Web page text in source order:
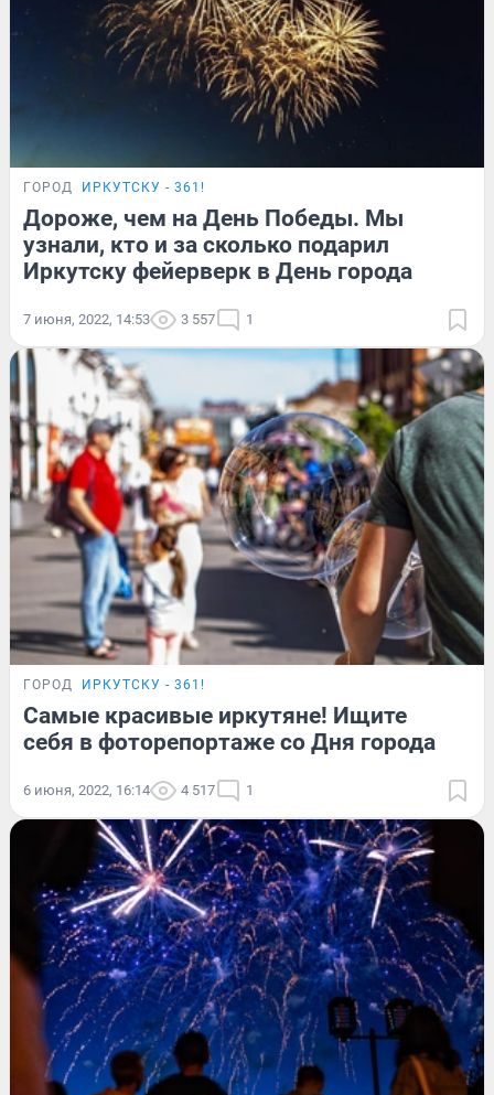
ГОРОД ИРКУТСКУ - 361!
Дороже, чем на День Победы. Мы
узнали, кто и за сколько подарил
Иркутску фейерверк в День города
7 июня, 2022, 14:53 3 557 1
ГОРОД ИРКУТСКУ - 361!
Самые красивые иркутяне! Ищите
себя в фоторепортаже со Дня города
6 июня, 2022, 16:14 4 517 1